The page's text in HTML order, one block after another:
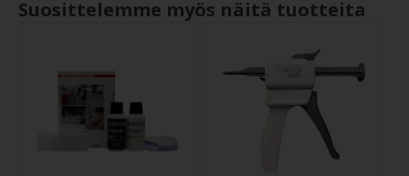
Suosittelemme myös näitä tuotteita